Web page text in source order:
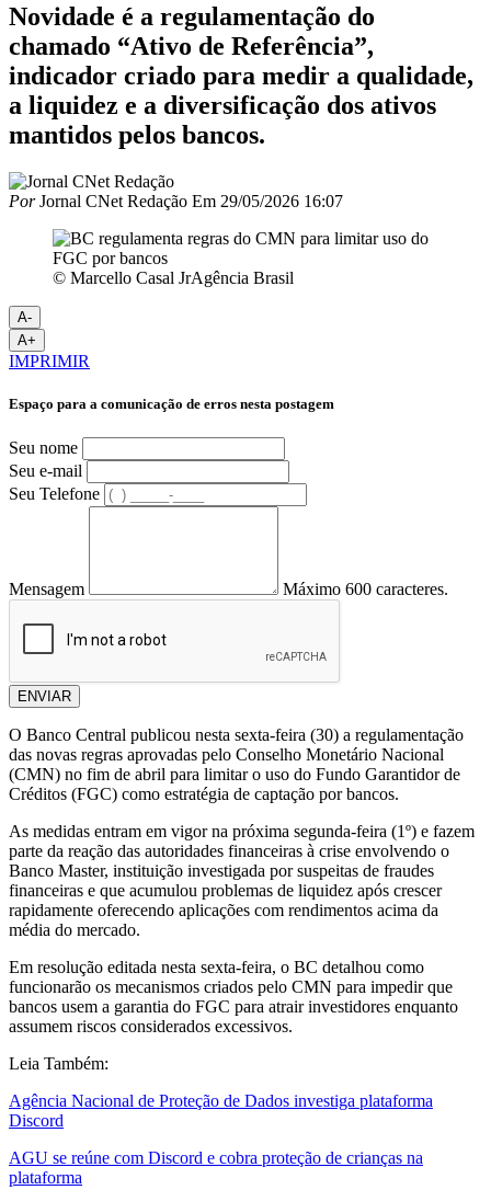
Novidade é a regulamentação do
chamado “Ativo de Referência”,
indicador criado para medir a qualidade,
a liquidez e a diversificação dos ativos
mantidos pelos bancos.
PorJornal CNet Redação Em 29/05/2026 16:07
© Marcello Casal JrAgência Brasil
A-
A+
IMPRIMIR
Espaço para a comunicação de erros nesta postagem
Seu nome
Seu e-mail
Seu Telefone
Mensagem Máximo 600 caracteres.
ENVIAR
O Banco Central publicou nesta sexta-feira (30) a regulamentação
das novas regras aprovadas pelo Conselho Monetário Nacional
(CMN) no fim de abril para limitar o uso do Fundo Garantidor de
Créditos (FGC) como estratégia de captação por bancos.
As medidas entram em vigor na próxima segunda-feira (1º) e fazem
parte da reação das autoridades financeiras à crise envolvendo o
Banco Master, instituição investigada por suspeitas de fraudes
financeiras e que acumulou problemas de liquidez após crescer
rapidamente oferecendo aplicações com rendimentos acima da
média do mercado.
Em resolução editada nesta sexta-feira, o BC detalhou como
funcionarão os mecanismos criados pelo CMN para impedir que
bancos usem a garantia do FGC para atrair investidores enquanto
assumem riscos considerados excessivos.
Leia Também:
Agência Nacional de Proteção de Dados investiga plataforma
Discord
AGU se reúne com Discord e cobra proteção de crianças na
plataforma